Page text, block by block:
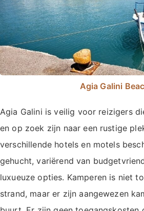
Agia Galini
Agia Galini is veilig voor reizigers
en op zoek zijn naar een rustige
verschillende hotels en motels
gehucht, variërend van
luxueuze opties. Kamperen is niet
strand, maar er zijn aangewezen